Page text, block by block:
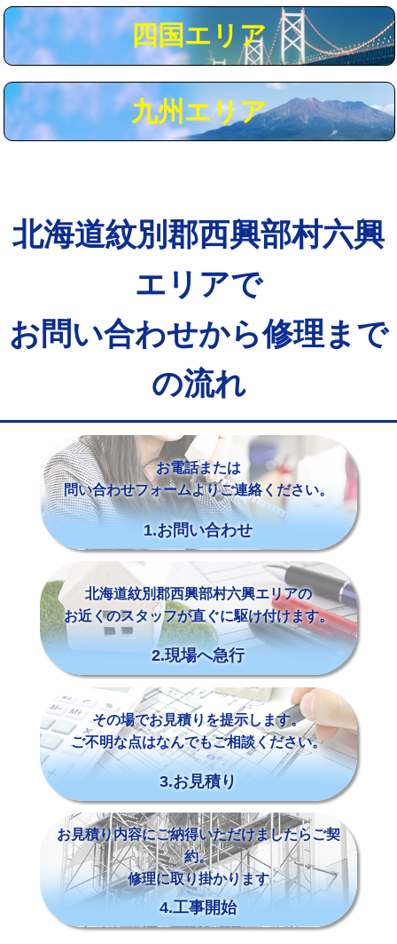
※給水管工事は20mmまでの価格です。
四国エリア
九州エリア
北海道紋別郡西興部村六興
エリアで
お問い合わせから修理まで
の流れ
お電話または
問い合わせフォームよりご連絡ください。
1.お問い合わせ
北海道紋別郡西興部村六興エリアの
お近くのスタッフが直ぐに駆け付けます。
2.現場へ急行
その場でお見積りを提示します。
ご不明な点はなんでもご相談ください。
3.お見積り
お見積り内容にご納得いただけましたらご契
約。
修理に取り掛かります
4.工事開始